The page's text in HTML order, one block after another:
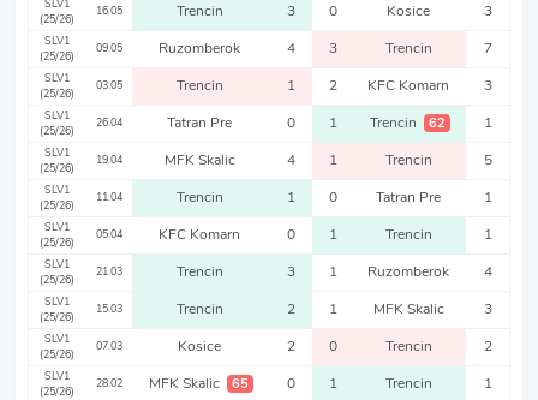
SLV1
(25/26)
16.05 Trencin 3 0 Kosice 3
SLV1
(25/26)
09.05 Ruzomberok 4 3 Trencin 7
SLV1
(25/26)
03.05 Trencin 1 2 KFC Komarn 3
SLV1
(25/26)
26.04 Tatran Pre 0 1 Trencin 62 1
SLV1
(25/26)
19.04 MFK Skalic 4 1 Trencin 5
SLV1
(25/26)
11.04 Trencin 1 0 Tatran Pre 1
SLV1
(25/26)
05.04 KFC Komarn 0 1 Trencin 1
SLV1
(25/26)
21.03 Trencin 3 1 Ruzomberok 4
SLV1
(25/26)
15.03 Trencin 2 1 MFK Skalic 3
SLV1
(25/26)
07.03 Kosice 2 0 Trencin 2
SLV1
(25/26)
28.02 MFK Skalic 65 0 1 Trencin 1